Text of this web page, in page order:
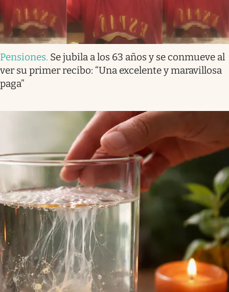
Pensiones. Se jubila a los 63 años y se conmueve al
ver su primer recibo: “Una excelente y maravillosa
paga”